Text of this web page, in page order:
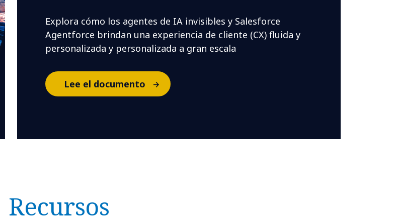
Explora cómo los agentes de IA invisibles y Salesforce
Agentforce brindan una experiencia de cliente (CX) fluida y
personalizada y personalizada a gran escala
Lee el documento
Recursos